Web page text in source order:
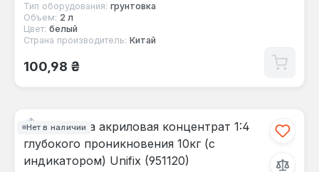
Тип оборудования: грунтовка
Объем: 2 л
Цвет: белый
Страна производитель: Китай
Обычная цена:
100,98 ₴
Нет в наличии